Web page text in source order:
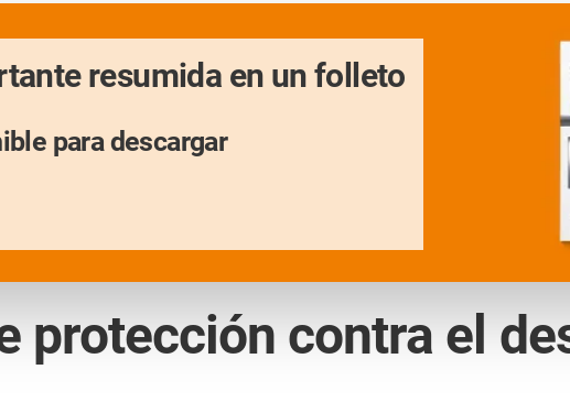
resumida en un folleto
para descargar
protección contra el